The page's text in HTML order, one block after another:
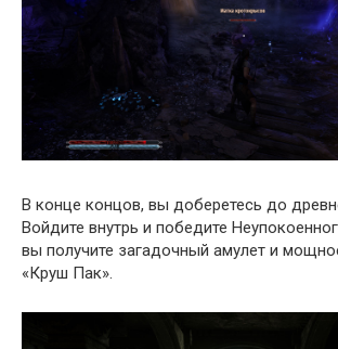
В конце концов, вы доберетесь до
Войдите внутрь и победите
вы получите загадочный амулет и
«Круш Пак».